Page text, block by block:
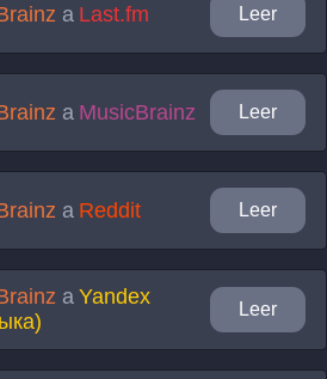
a Last.fm Leer
a MusicBrainz Leer
a Reddit Leer
aYandex
Leer